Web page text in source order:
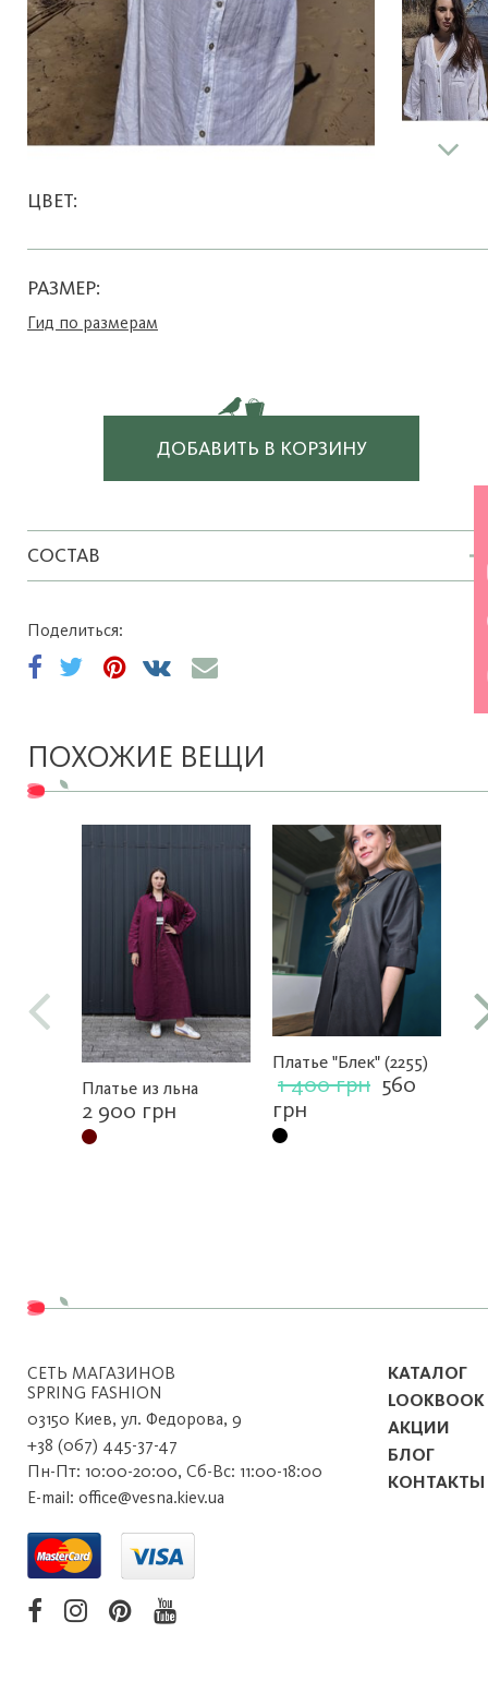
ЦВЕТ:
РАЗМЕР:
Гид по размерам
ДОБАВИТЬ В КОРЗИНУ
СОСТАВ
Поделиться:
ПОХОЖИЕ ВЕЩИ
Платье из льна
2 900 грн
Платье "Блек" (2255)
1 400 грн 560
грн
СЕТЬ МАГАЗИНОВ
SPRING FASHION
03150 Киев, ул. Федорова, 9
+38 (067) 445-37-47
Пн-Пт: 10:00-20:00, Сб-Вс: 11:00-18:00
E-mail: office@vesna.kiev.ua
КАТАЛОГ
LOOKBOOK
АКЦИИ
БЛОГ
КОНТАКТЫ